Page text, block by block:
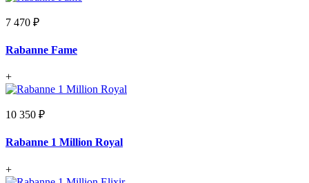
7 470 ₽
Rabanne Fame
+
10 350 ₽
Rabanne 1 Million Royal
+